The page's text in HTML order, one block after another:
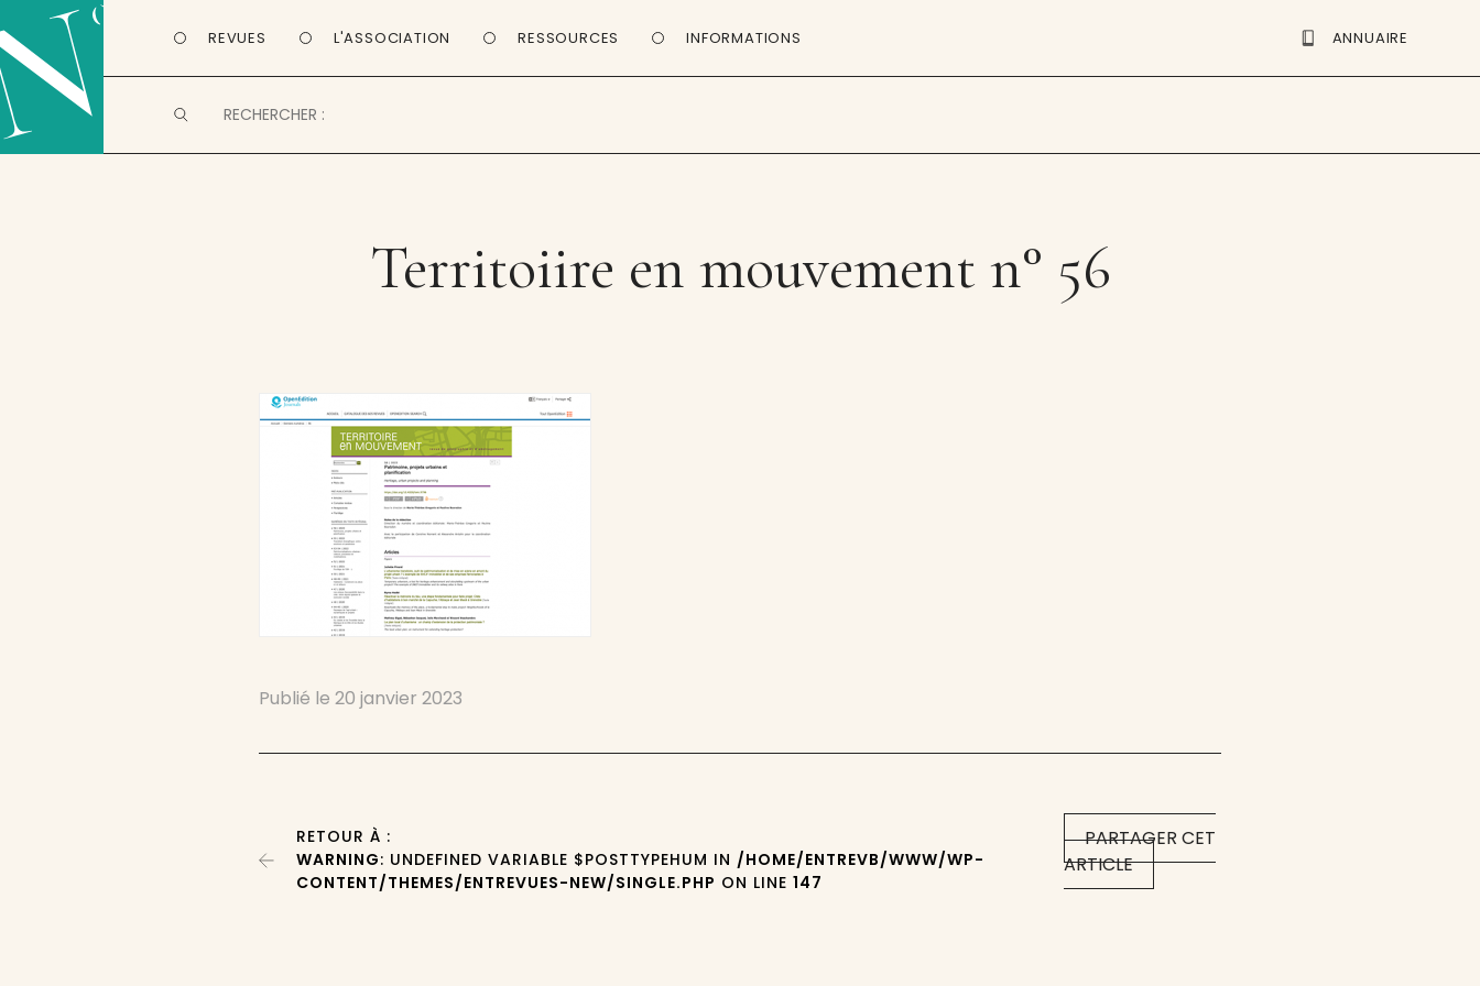
REVUES L'ASSOCIATION RESSOURCES INFORMATIONS ANNUAIRE
Territoiire en mouvement n° 56
Publié le20 janvier 2023
PARTAGER CET
ARTICLE
RETOUR À :
WARNING: UNDEFINED VARIABLE $POSTTYPEHUM IN /HOME/ENTREVB/WWW/WP-
CONTENT/THEMES/ENTREVUES-NEW/SINGLE.PHP ON LINE147